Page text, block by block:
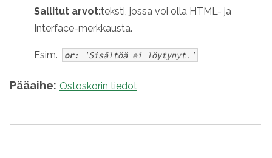
Sallitut arvot:teksti, jossa voi olla HTML- ja
Interface-merkkausta.
Esim. or: 'Sisältöä ei löytynyt.'
Pääaihe: Ostoskorin tiedot